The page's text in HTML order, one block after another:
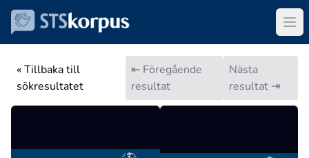
« Tillbaka till
sökresultatet
⇤ Föregående
resultat
Nästa
resultat ⇥